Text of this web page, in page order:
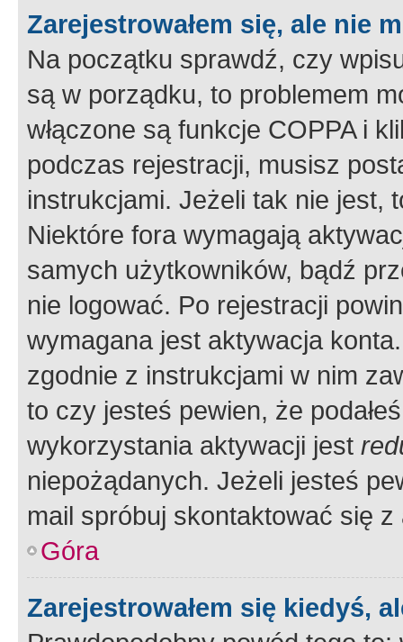
Zarejestrowałem się, ale nie
Na początku sprawdź, czy
są w porządku, to problemem
włączone są funkcje COPPA i
podczas rejestracji, musisz
instrukcjami. Jeżeli tak nie jest,
Niektóre fora wymagają
samych użytkowników, bądź
nie logować. Po rejestracji
wymagana jest aktywacja
zgodnie z instrukcjami w nim
to czy jesteś pewien, że
wykorzystania aktywacji jest
niepożądanych. Jeżeli jesteś
mail spróbuj skontaktować się
Góra
Zarejestrowałem się kiedyś,